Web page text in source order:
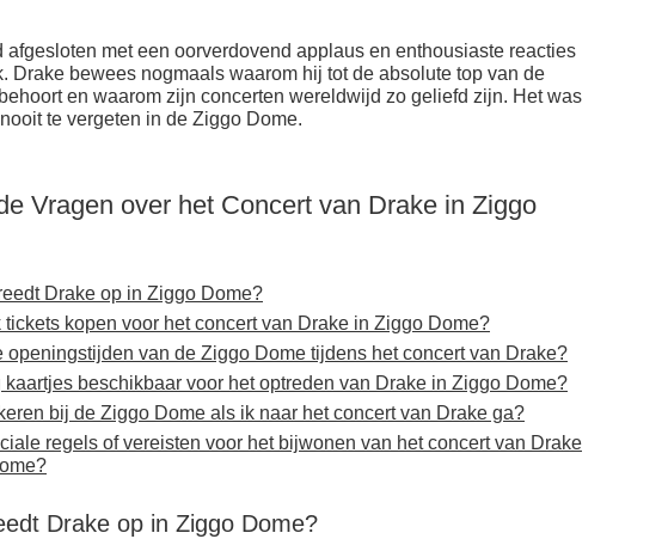
afgesloten met een oorverdovend applaus en enthousiaste reacties
Drake bewees nogmaals waarom hij tot de absolute top van de
en waarom zijn concerten wereldwijd zo geliefd zijn. Het was
te vergeten in de Ziggo Dome.
Vragen over het Concert van Drake in Ziggo
Drake op in Ziggo Dome?
tickets kopen voor het concert van Drake in Ziggo Dome?
openingstijden van de Ziggo Dome tijdens het concert van Drake?
kaartjes beschikbaar voor het optreden van Drake in Ziggo Dome?
bij de Ziggo Dome als ik naar het concert van Drake ga?
regels of vereisten voor het bijwonen van het concert van Drake
Drake op in Ziggo Dome?